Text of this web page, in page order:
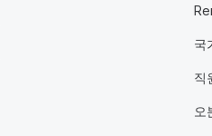
국
직
오